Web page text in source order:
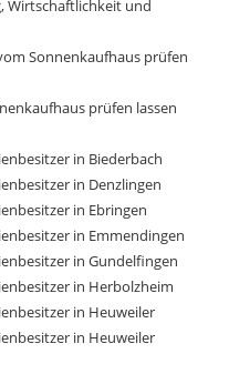
Wirtschaftlichkeit und
Sonnenkaufhaus prüfen
prüfen lassen
in Biederbach
in Denzlingen
in Ebringen
in Emmendingen
in Gundelfingen
in Herbolzheim
in Heuweiler
in Heuweiler